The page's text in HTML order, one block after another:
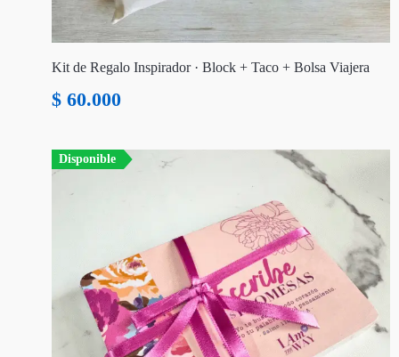
Kit de Regalo Inspirador · Block + Taco + Bolsa Viajera
$ 60.000
Disponible